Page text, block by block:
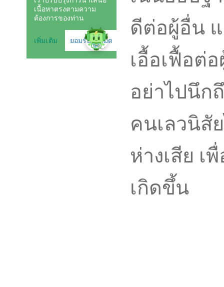
ดีต่อผู้อื่น
เอื้อเฟื้อต่
อย่าไปนึกถึ
คนเลวนิสั
ห่างเสีย เ
เกิดขึ้น